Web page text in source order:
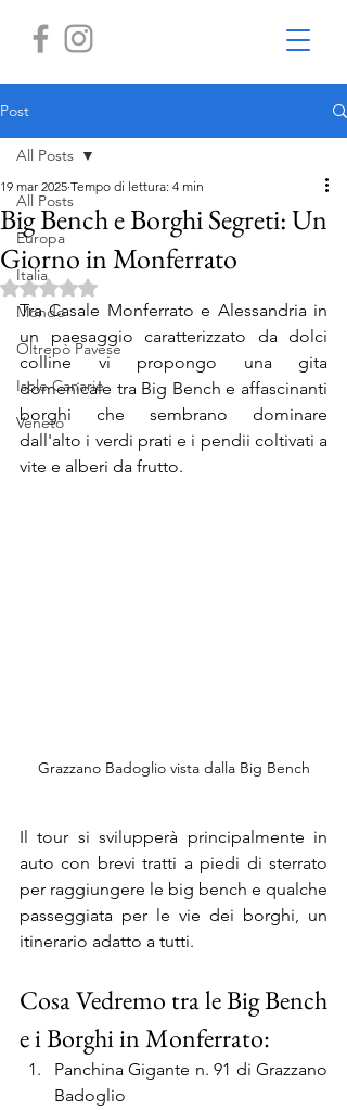
Post
All Posts
Europa
Italia
Mondo
Oltrepò Pavese
Isole Canarie
Veneto
All Posts
Big Bench e Borghi Segreti: Un
Giorno in Monferrato
19 mar 2025 Tempo di lettura: 4 min
Valutazione NaN stelle su 5.
Tra Casale Monferrato e Alessandria in
un paesaggio caratterizzato da dolci
colline vi propongo una gita
domenicale tra Big Bench e affascinanti
borghi che sembrano dominare
dall'alto i verdi prati e i pendii coltivati a
vite e alberi da frutto.
Grazzano Badoglio vista dalla Big Bench
Il tour si svilupperà principalmente in
auto con brevi tratti a piedi di sterrato
per raggiungere le big bench e qualche
passeggiata per le vie dei borghi, un
itinerario adatto a tutti.
Cosa Vedremo tra le Big Bench
e i Borghi in Monferrato:
Panchina Gigante n. 91 di Grazzano
Badoglio